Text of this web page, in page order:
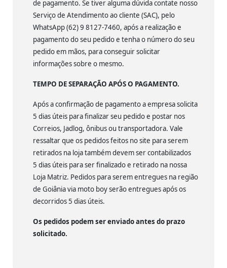
de pagamento. Se tiver alguma dúvida contate nosso
Serviço de Atendimento ao cliente (SAC), pelo
WhatsApp (62) 9 8127-7460, após a realização e
pagamento do seu pedido e tenha o número do seu
pedido em mãos, para conseguir solicitar
informações sobre o mesmo.
TEMPO DE SEPARAÇÃO APÓS O PAGAMENTO.
Após a confirmação de pagamento a empresa solicita
5 dias úteis para finalizar seu pedido e postar nos
Correios, Jadlog, ônibus ou transportadora. Vale
ressaltar que os pedidos feitos no site para serem
retirados na loja também devem ser contabilizados
5 dias úteis para ser finalizado e retirado na nossa
Loja Matriz. Pedidos para serem entregues na região
de Goiânia via moto boy serão entregues após os
decorridos 5 dias úteis.
Os pedidos podem ser enviado antes do prazo
solicitado.